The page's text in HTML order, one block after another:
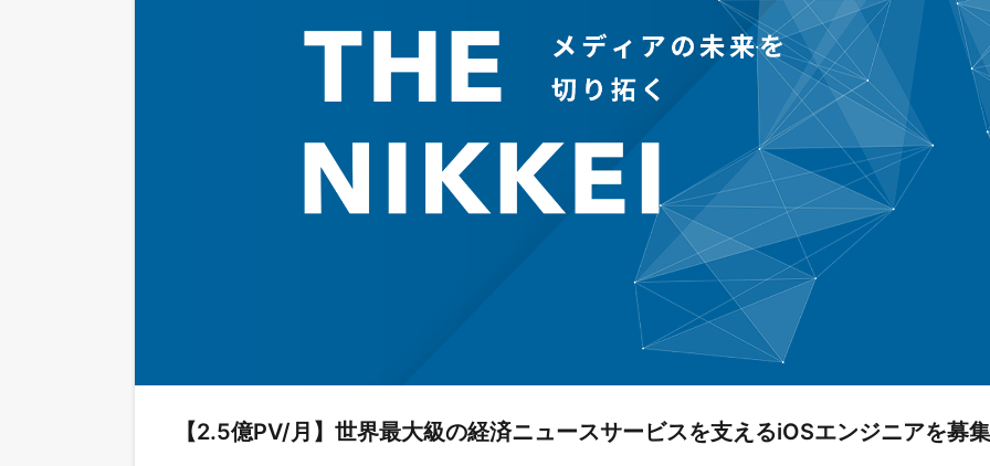
【2.5億PV/月】世界最大級の経済ニュースサービスを支えるiOSエンジニアを募